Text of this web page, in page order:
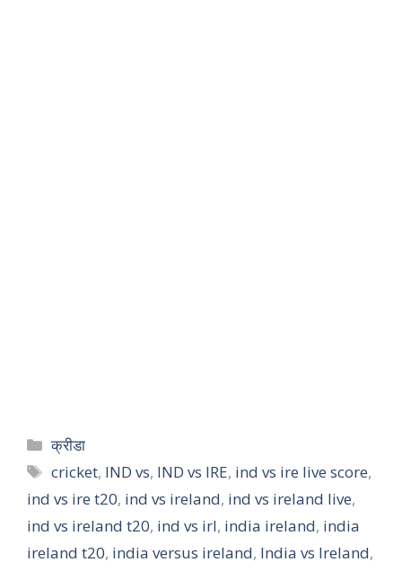
क्रीडा
cricket, IND vs, IND vs IRE, ind vs ire live score,
ind vs ire t20, ind vs ireland, ind vs ireland live,
ind vs ireland t20, ind vs irl, india ireland, india
ireland t20, india versus ireland, India vs Ireland,